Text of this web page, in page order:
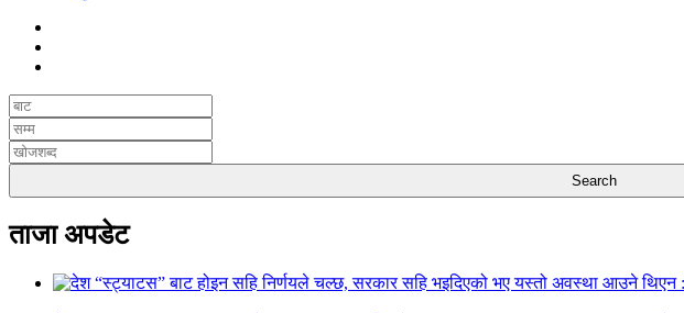
ताजा अपडेट